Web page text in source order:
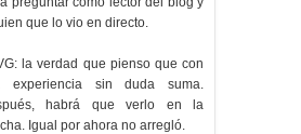
que lo vio en directo.
la verdad que pienso que con
experiencia sin duda suma.
habrá que verlo en la
Igual por ahora no arregló.